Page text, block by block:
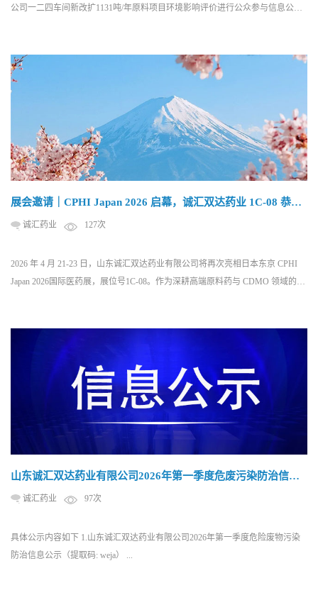
公司一二四车间新改扩1131吨/年原料项目环境影响评价进行公众参与信息公
称及概要 项目名称：山东诚汇双达药业有限公司一二四车间新改扩1131吨/年原
展会邀请｜CPHI Japan 2026 启幕，诚汇双达药业 1C-08 恭候
诚汇药业 127次
2026 年 4 月 21-23 日，山东诚汇双达药业有限公司将再次亮相日本东京 CPHI
Japan 2026国际医药展，展位号1C-08。作为深耕高端原料药与 CDMO 领域的专
山东诚汇双达药业有限公司2026年第一季度危废污染防治信息
诚汇药业 97次
具体公示内容如下 1.山东诚汇双达药业有限公司2026年第一季度危险废物污染
防治信息公示（提取码: weja） ...